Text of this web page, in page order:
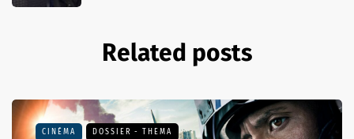
Related posts
CINÉMA DOSSIER - THEMA